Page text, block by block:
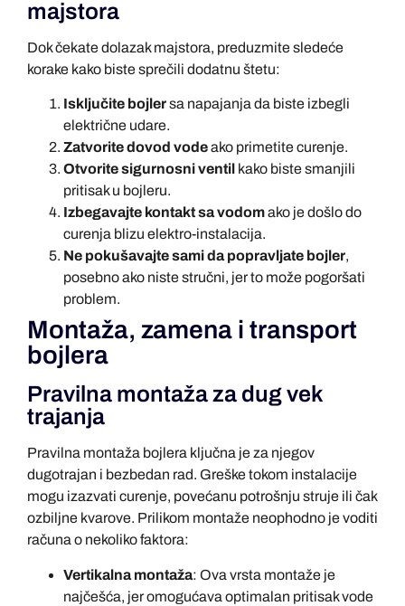
majstora
Dok čekate dolazak majstora, preduzmite sledeće
korake kako biste sprečili dodatnu štetu:
Isključite bojlersa napajanja da biste izbegli
električne udare.
Zatvorite dovod vodeako primetite curenje.
Otvorite sigurnosni ventil kako biste smanjili
pritisak u bojleru.
Izbegavajte kontakt sa vodomako je došlo do
curenja blizu elektro-instalacija.
Ne pokušavajte sami da popravljate bojler,
posebno ako niste stručni, jer to može pogoršati
problem.
Montaža, zamena i transport
bojlera
Pravilna montaža za dug vek
trajanja
Pravilna montaža bojlera ključna je za njegov
dugotrajan i bezbedan rad. Greške tokom instalacije
mogu izazvati curenje, povećanu potrošnju struje ili čak
ozbiljne kvarove. Prilikom montaže neophodno je voditi
računa o nekoliko faktora:
Vertikalna montaža: Ova vrsta montaže je
najčešća, jer omogućava optimalan pritisak vode